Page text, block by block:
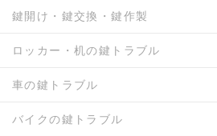
鍵開け・鍵交換・鍵作製
ロッカー・机の鍵トラブル
車の鍵トラブル
バイクの鍵トラブル